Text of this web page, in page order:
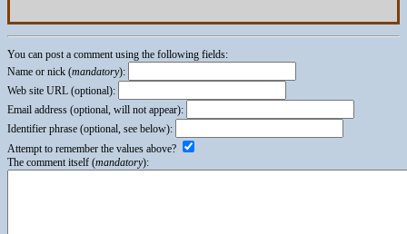
You can post a comment using the following fields:
Name or nick (mandatory):
Web site URL (optional):
Email address (optional, will not appear):
Identifier phrase (optional, see below):
Attempt to remember the values above?
The comment itself (mandatory):